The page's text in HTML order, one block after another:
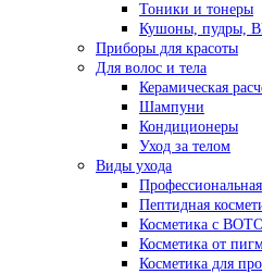
Тоники и тонеры
Кушоны, пудры,
Приборы для красоты
Для волос и тела
Керамическая
Шампуни
Кондиционеры
Уход за телом
Виды ухода
Пептидная
Косметика с
Косметика от
Косметика для